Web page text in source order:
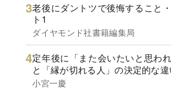
老後にダントツで後悔すること
ト1
ダイヤモンド社書籍編集局
定年後に「また会いたいと思われ
と「縁が切れる人」の決定的な違
小宮一慶